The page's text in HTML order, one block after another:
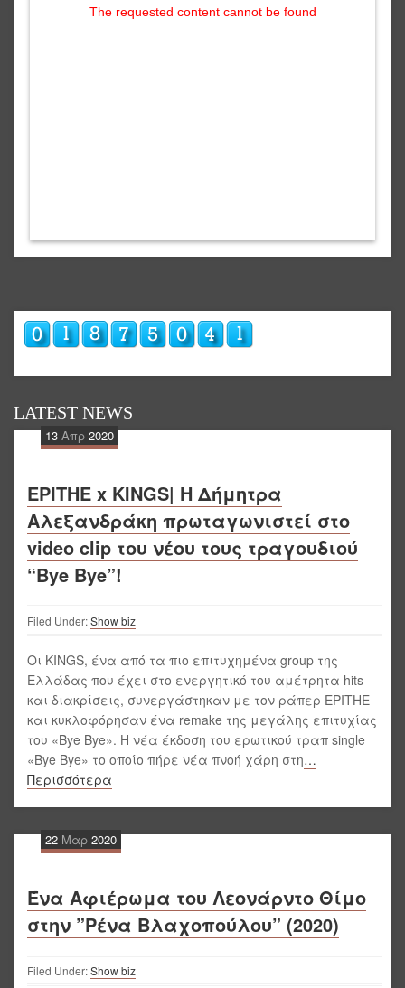
The requested content cannot be found
LATEST NEWS
13 Απρ 2020
EPITHE x KINGS| Η Δήμητρα
Αλεξανδράκη πρωταγωνιστεί στο
video clip του νέου τους τραγουδιού
“Bye Bye”!
Filed Under:Show biz
Οι KINGS, ένα από τα πιο επιτυχημένα group της
Ελλάδας που έχει στο ενεργητικό του αμέτρητα hits
και διακρίσεις, συνεργάστηκαν με τον ράπερ EPITHE
και κυκλοφόρησαν ένα remake της μεγάλης επιτυχίας
του «Bye Bye». Η νέα έκδοση του ερωτικού τραπ single
«Bye Bye» το οποίο πήρε νέα πνοή χάρη στη…
Περισσότερα
22 Μαρ 2020
Ένα Αφιέρωμα του Λεονάρντο Θίμο
στην ”Ρένα Βλαχοπούλου” (2020)
Filed Under:Show biz